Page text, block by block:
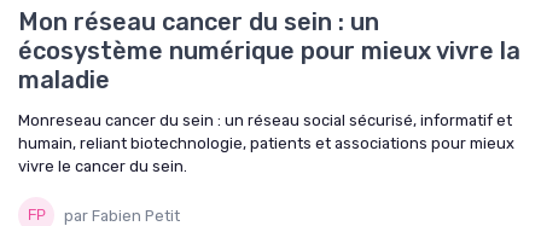
Mon réseau cancer du sein : un
écosystème numérique pour mieux vivre la
maladie
Monreseau cancer du sein : un réseau social sécurisé, informatif et
humain, reliant biotechnologie, patients et associations pour mieux
vivre le cancer du sein.
par Fabien Petit